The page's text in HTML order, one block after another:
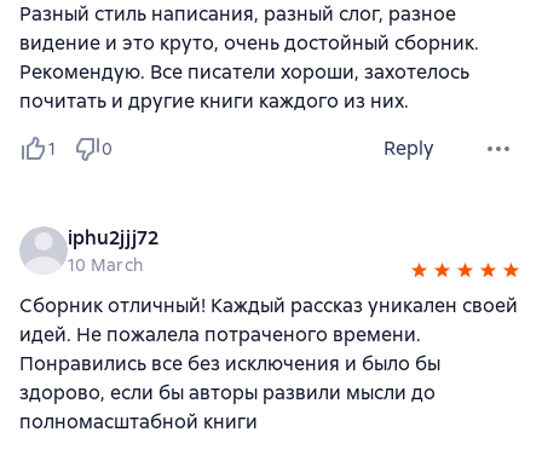
Разный стиль написания, разный слог, разное
видение и это круто, очень достойный сборник.
Рекомендую. Все писатели хороши, захотелось
почитать и другие книги каждого из них.
1 0 Reply
iphu2jjj72
10 March
Сборник отличный! Каждый рассказ уникален своей
идей. Не пожалела потраченого времени.
Понравились все без исключения и было бы
здорово, если бы авторы развили мысли до
полномасштабной книги